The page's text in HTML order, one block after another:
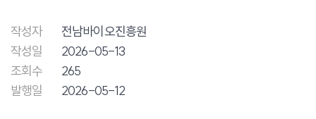
작성자
전남바이오진흥원
작성일
2026-05-13
조회수
265
발행일
2026-05-12